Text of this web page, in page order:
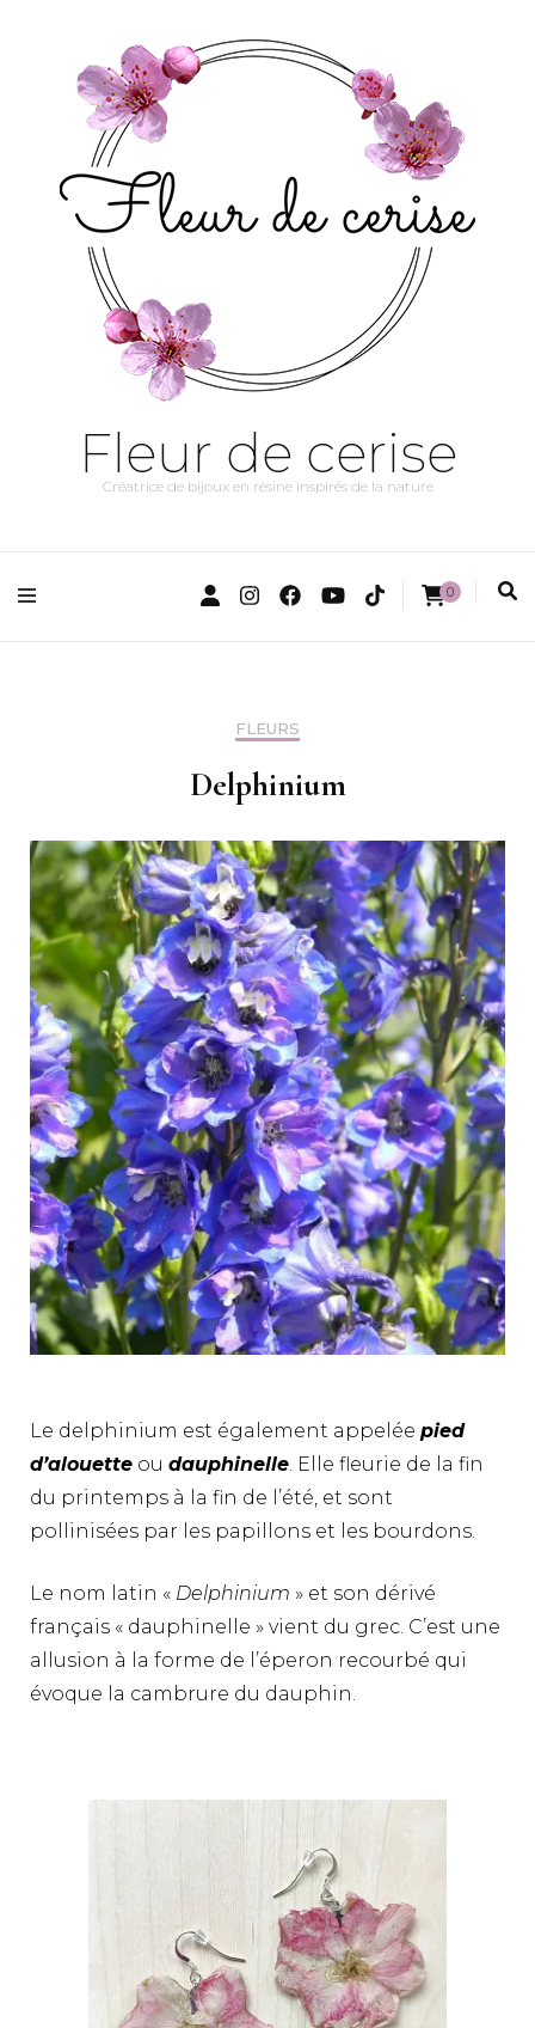
Fleur de cerise
Créatrice de bijoux en résine inspirés de la nature
0
FLEURS
Delphinium
Le delphinium est également appelée pied
d’alouette ou dauphinelle. Elle fleurie de la fin
du printemps à la fin de l’été, et sont
pollinisées par les papillons et les bourdons.
Le nom latin « Delphinium » et son dérivé
français « dauphinelle » vient du grec. C’est une
allusion à la forme de l’éperon recourbé qui
évoque la cambrure du dauphin.